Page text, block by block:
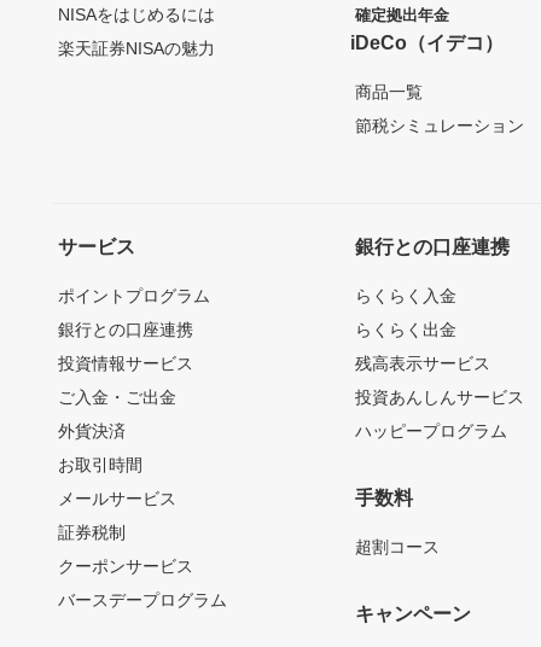
NISAをはじめるには
楽天証券NISAの魅力
確定拠出年金
iDeCo（イデコ）
商品一覧
節税シミュレーション
サービス
ポイントプログラム
銀行との口座連携
投資情報サービス
ご入金・ご出金
外貨決済
お取引時間
メールサービス
証券税制
クーポンサービス
バースデープログラム
銀行との口座連携
らくらく入金
らくらく出金
残高表示サービス
投資あんしんサービス
ハッピープログラム
手数料
超割コース
キャンペーン